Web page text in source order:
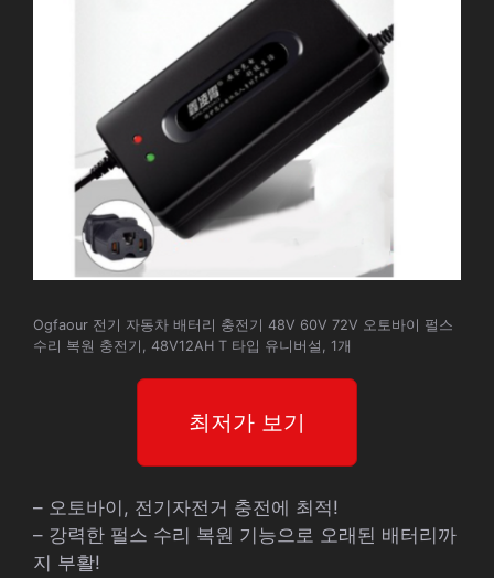
Ogfaour 전기 자동차 배터리 충전기 48V 60V 72V 오토바이 펄스
수리 복원 충전기, 48V12AH T 타입 유니버설, 1개
최저가 보기
– 오토바이, 전기자전거 충전에 최적!
– 강력한 펄스 수리 복원 기능으로 오래된 배터리까
지 부활!